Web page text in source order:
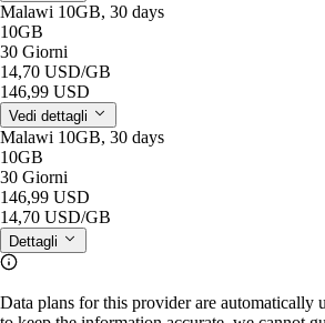
Malawi 10GB, 30 days
10GB
30 Giorni
14,70 USD/GB
146,99 USD
Vedi dettagli
Malawi 10GB, 30 days
10GB
30 Giorni
146,99 USD
14,70 USD/GB
Dettagli
Data plans for this provider are automatically